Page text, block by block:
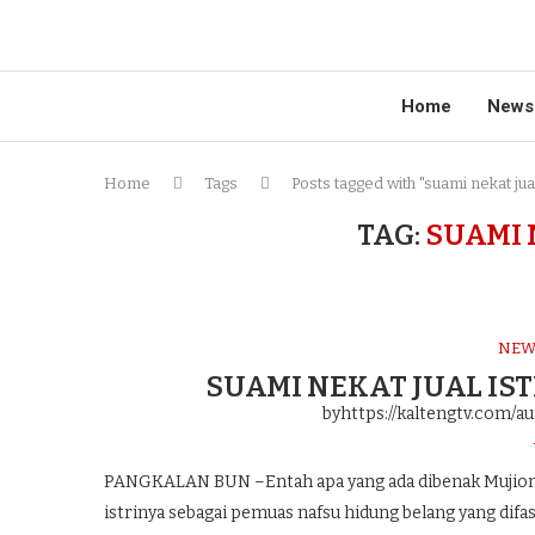
Home News
Home Tags Posts tagged with "suami nekat
TAG: SUAMI
SUAMI NEKAT JUAL
byhttps://kaltengtv.com/
PANGKALAN BUN –Entah apa yang ada dibenak
istrinya sebagai pemuas nafsu hidung belang yang